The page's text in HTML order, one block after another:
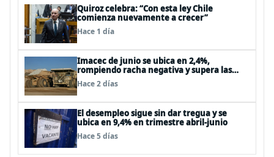
Quiroz celebra: “Con esta ley Chile
comienza nuevamente a crecer”
Hace 1 día
Imacec de junio se ubica en 2,4%,
rompiendo racha negativa y supera las
expectativas
Hace 2 días
El desempleo sigue sin dar tregua y se
ubica en 9,4% en trimestre abril-junio
Hace 5 días